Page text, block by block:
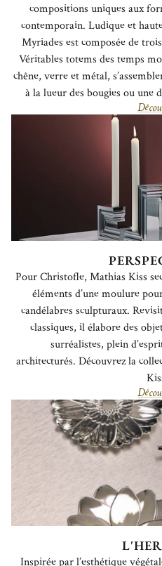
compositions uniques aux
contemporain. Ludique et
Myriades est composée de
Véritables totems des temps
chêne, verre et métal,
à la lueur des bougies ou une
Pour Christofle, Mathias Kiss
éléments d’une moulure
candélabres sculpturaux.
classiques, il élabore des
surréalistes, plein
architecturés. Découvrez la
Inspirée par l’esthétique